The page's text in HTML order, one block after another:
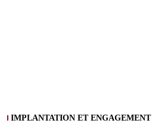
IMPLANTATION ET ENGAGEMENT